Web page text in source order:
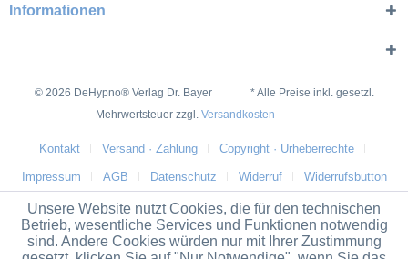
Informationen
© 2026 DeHypno® Verlag Dr. Bayer * Alle Preise inkl. gesetzl.
Mehrwertsteuer zzgl. Versandkosten
Kontakt Versand · Zahlung Copyright · Urheberrechte
Impressum AGB Datenschutz Widerruf Widerrufsbutton
Unsere Website nutzt Cookies, die für den technischen
Betrieb, wesentliche Services und Funktionen notwendig
sind. Andere Cookies würden nur mit Ihrer Zustimmung